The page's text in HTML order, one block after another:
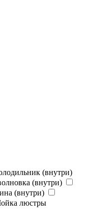
(внутри)
(внутри)
(внутри)
люстры